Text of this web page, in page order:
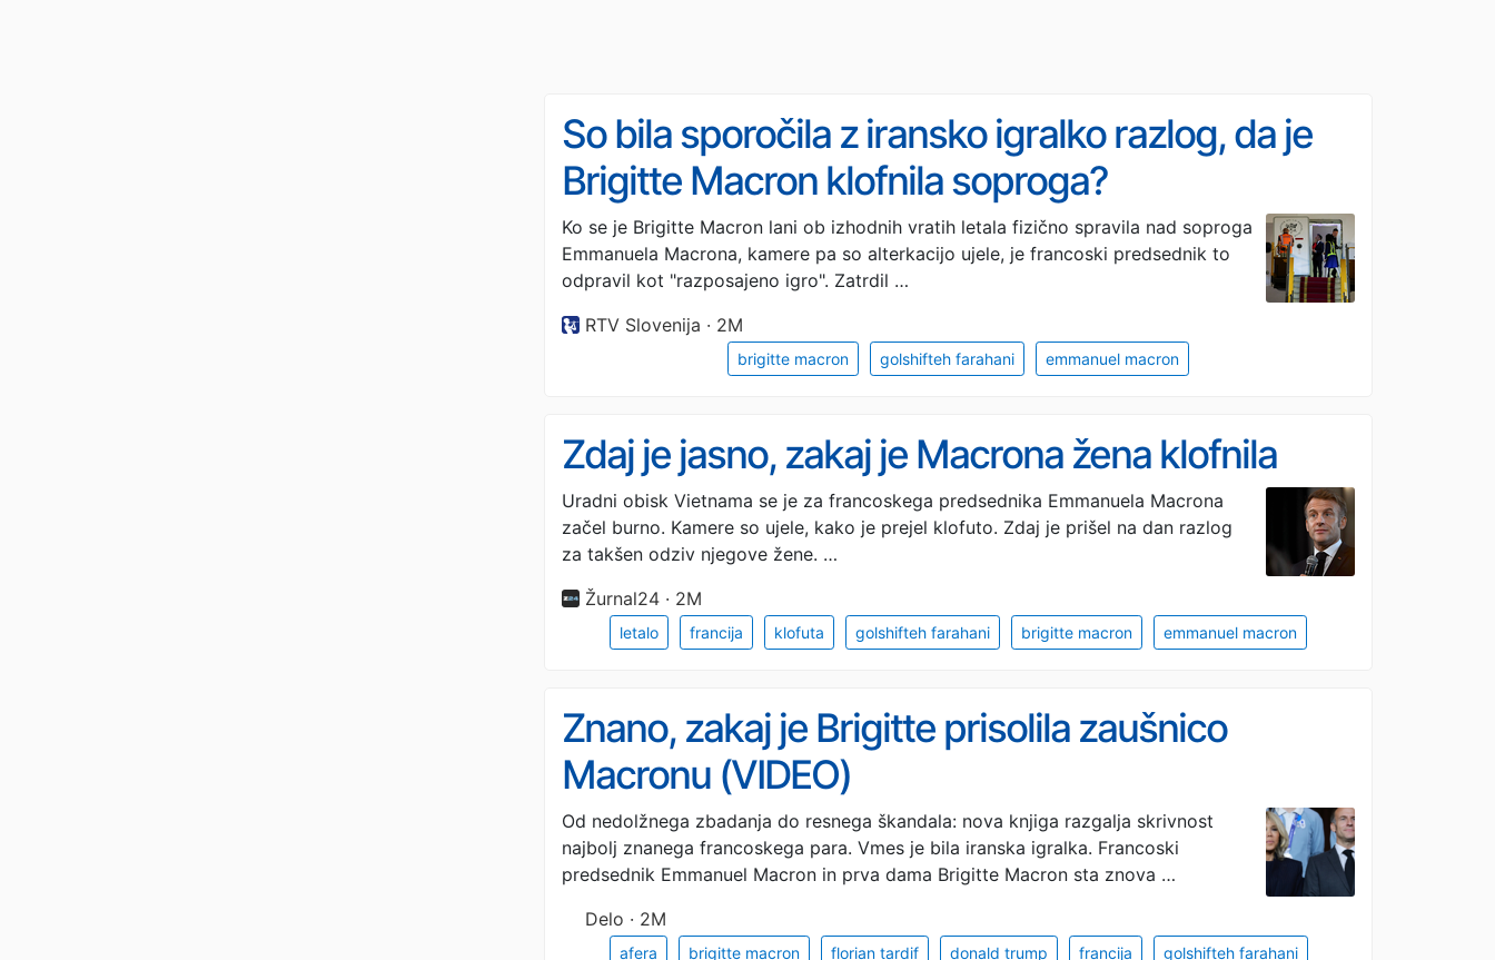
So bila sporočila z iransko igralko razlog, da je
Brigitte Macron klofnila soproga?
Ko se je Brigitte Macron lani ob izhodnih vratih letala fizično spravila nad soproga
Emmanuela Macrona, kamere pa so alterkacijo ujele, je francoski predsednik to
odpravil kot "razposajeno igro". Zatrdil …
RTV Slovenija · 2M
brigitte macron golshifteh farahani emmanuel macron
Zdaj je jasno, zakaj je Macrona žena klofnila
Uradni obisk Vietnama se je za francoskega predsednika Emmanuela Macrona
začel burno. Kamere so ujele, kako je prejel klofuto. Zdaj je prišel na dan razlog
za takšen odziv njegove žene. …
Žurnal24 · 2M
letalo francija klofuta golshifteh farahani brigitte macron emmanuel macron
Znano, zakaj je Brigitte prisolila zaušnico
Macronu (VIDEO)
Od nedolžnega zbadanja do resnega škandala: nova knjiga razgalja skrivnost
najbolj znanega francoskega para. Vmes je bila iranska igralka. Francoski
predsednik Emmanuel Macron in prva dama Brigitte Macron sta znova …
Delo · 2M
afera brigitte macron florian tardif donald trump francija golshifteh farahani